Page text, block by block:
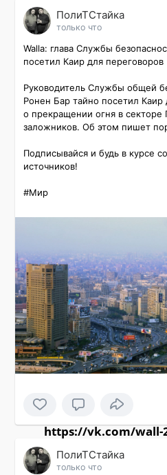
ПолиТСтайка
только что
Walla: глава Службы
посетил Каир для переговоров
Руководитель Службы общей
Ронен Бар тайно посетил Каир
о прекращении огня в секторе
заложников. Об этом пишет
Подписывайся и будь в курсе
источников!
#Мир
https://vk.com/wall-
ПолиТСтайка
только что